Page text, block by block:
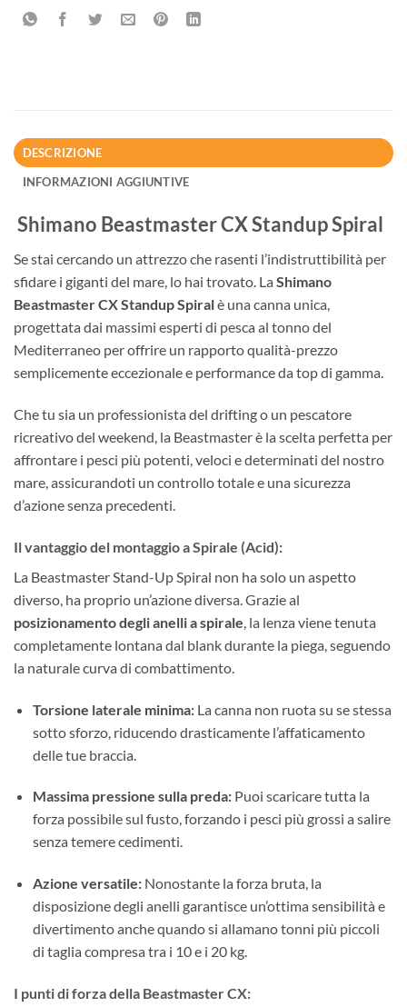
DESCRIZIONE
INFORMAZIONI AGGIUNTIVE
Shimano Beastmaster CX Standup Spiral
Se stai cercando un attrezzo che rasenti l’indistruttibilità per
sfidare i giganti del mare, lo hai trovato. La Shimano
Beastmaster CX Standup Spiralè una canna unica,
progettata dai massimi esperti di pesca al tonno del
Mediterraneo per offrire un rapporto qualità-prezzo
semplicemente eccezionale e performance da top di gamma.
Che tu sia un professionista del drifting o un pescatore
ricreativo del weekend, la Beastmaster è la scelta perfetta per
affrontare i pesci più potenti, veloci e determinati del nostro
mare, assicurandoti un controllo totale e una sicurezza
d’azione senza precedenti.
Il vantaggio del montaggio a Spirale (Acid):
La Beastmaster Stand-Up Spiral non ha solo un aspetto
diverso, ha proprio un’azione diversa. Grazie al
posizionamento degli anelli a spirale , la lenza viene tenuta
completamente lontana dal blank durante la piega, seguendo
la naturale curva di combattimento.
Torsione laterale minima:La canna non ruota su se stessa
sotto sforzo, riducendo drasticamente l’affaticamento
delle tue braccia.
Massima pressione sulla preda:Puoi scaricare tutta la
forza possibile sul fusto, forzando i pesci più grossi a salire
senza temere cedimenti.
Azione versatile:Nonostante la forza bruta, la
disposizione degli anelli garantisce un’ottima sensibilità e
divertimento anche quando si allamano tonni più piccoli
di taglia compresa tra i 10 e i 20 kg.
I punti di forza della Beastmaster CX: